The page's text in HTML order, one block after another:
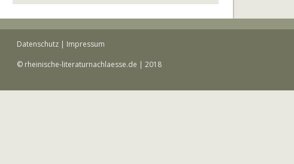
Datenschutz| Impressum
© rheinische-literaturnachlaesse.de | 2018